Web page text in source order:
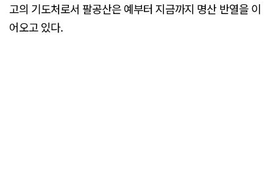
고의 기도처로서 팔공산은 예부터 지금까지 명산 반열을 이
어오고 있다.